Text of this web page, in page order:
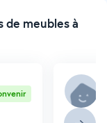
de meubles à